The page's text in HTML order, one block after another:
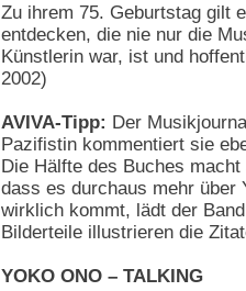
Zu ihrem 75. Geburtstag gilt
entdecken, die nie nur die
Künstlerin war, ist und
2002)
AVIVA-Tipp: Der
Pazifistin kommentiert sie
Die Hälfte des Buches
dass es durchaus mehr über
wirklich kommt, lädt der
Bilderteile illustrieren die
YOKO ONO – TALKING